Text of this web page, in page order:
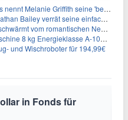
Melanie Griffith seine 'beste Freundin'
verrät seine einfache Hautpflegeroutine
vom romantischen New York
Energieklasse A-10% 1400 U/Min für 289,97€
und Wischroboter für 194,99€
in Fonds für